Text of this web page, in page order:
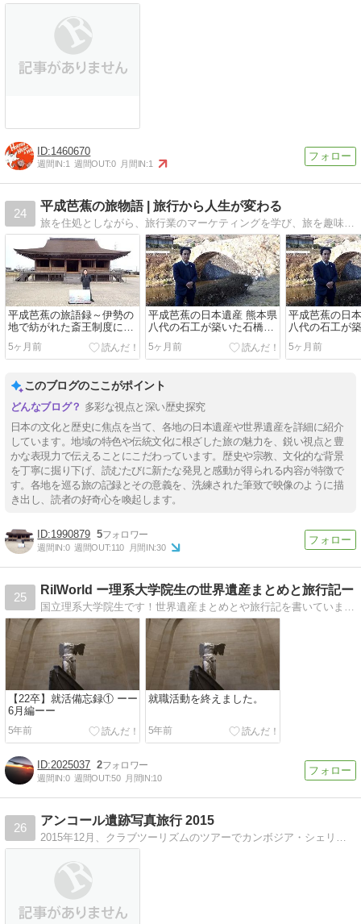
1460670
週間IN:1 週間OUT:0 月間IN:1
24
平成芭蕉の旅物語 | 旅行から人生が変わる
旅を住処としながら、旅行業のマーケティングを学び、旅を趣味ではなく、ビジネスとして取り組んできた平成芭蕉の「旅行から人生が変わる」物語です。
平成芭蕉の旅語録～伊勢の
地で紡がれた斎王制度につ
いて考える
5ヶ月前
平成芭蕉の日本遺産 熊本県
八代の石工が築いた石橋文
5ヶ月前
平成芭蕉の日
八代の石工が
5ヶ月前
このブログのここがポイント
多彩な視点と深い歴史探究
日本の文化と歴史に焦点を当て、各地の日本遺産や世界遺産を詳細に紹介
しています。地域の特色や伝統文化に根ざした旅の魅力を、鋭い視点と豊
かな表現力で伝えることにこだわっています。歴史や宗教、文化的な背景
を丁寧に掘り下げ、読むたびに新たな発見と感動が得られる内容が特徴で
す。各地を巡る旅の記録とその意義を、洗練された筆致で映像のように描
き出し、読者の好奇心を喚起します。
1990879 5
週間IN:0 週間OUT:110 月間IN:30
25
RiIWorld ー理系大学院生の世界遺産まとめと旅行記ー
国立理系大学院生です！世界遺産まとめとや旅行記を書いています！
【22卒】就活備忘録① ーー
6月編ーー
5年前
就職活動を終えました。
5年前
2025037 2
週間IN:0 週間OUT:50 月間IN:10
26
アンコール遺跡写真旅行 2015
2015年12月、クラブツーリズムのツアーでカンボジア・シェリムアップのアンコール遺跡を巡った。参加者11人に現地人ガイド1人＋運転手1人。3泊5日。